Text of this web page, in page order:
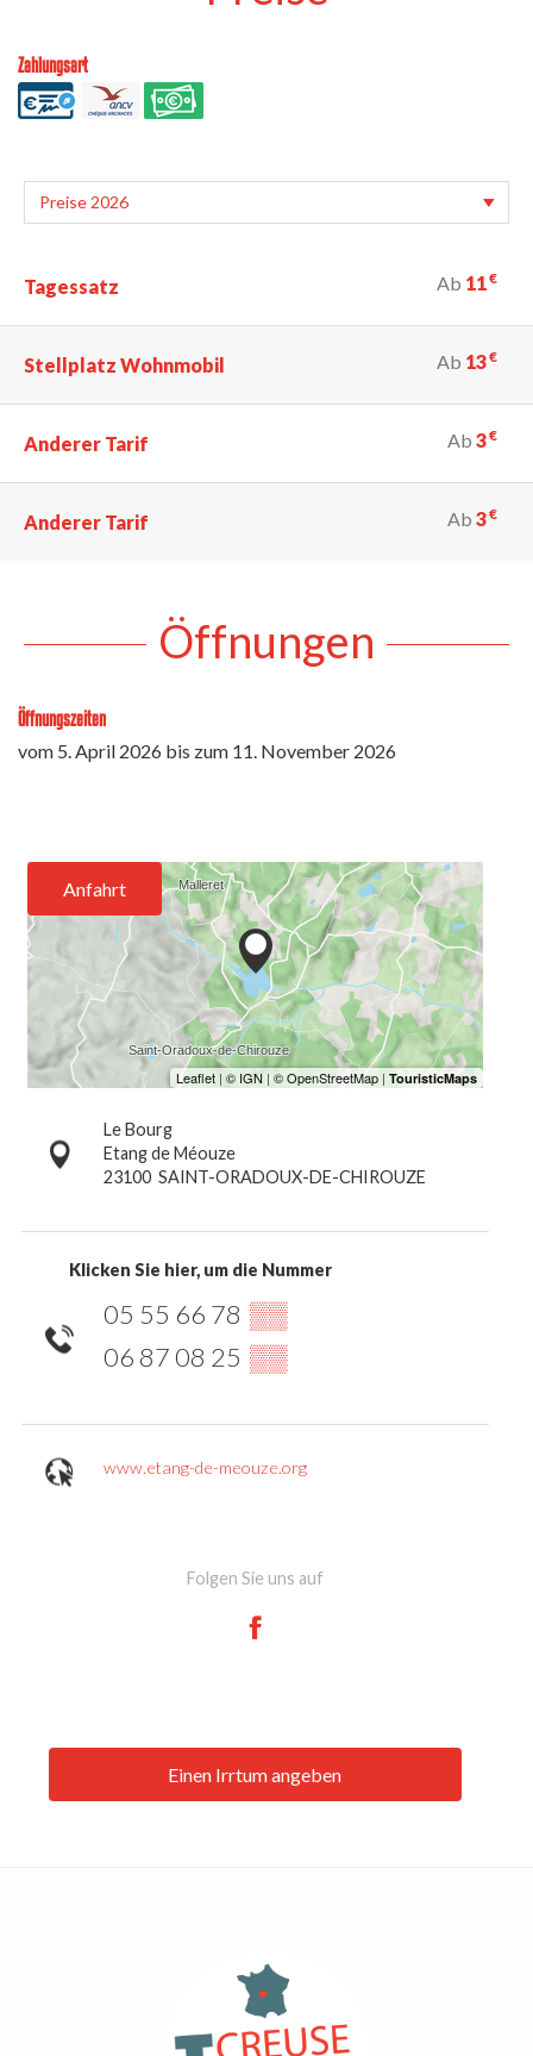
Zahlungsart
Tagessatz Ab 11 €
Stellplatz Wohnmobil Ab 13€
Anderer Tarif Ab 3€
Anderer Tarif Ab 3€
Öffnungen
Öffnungszeiten
vom 5. April 2026 bis zum 11. November 2026
Anfahrt
Le Bourg
Etang de Méouze
23100 SAINT-ORADOUX-DE-CHIROUZE
Klicken Sie hier, um die Nummer
05 55 66 78 ▒▒
06 87 08 25 ▒▒
www.etang-de-meouze.org
Folgen Sie uns auf
Einen Irrtum angeben